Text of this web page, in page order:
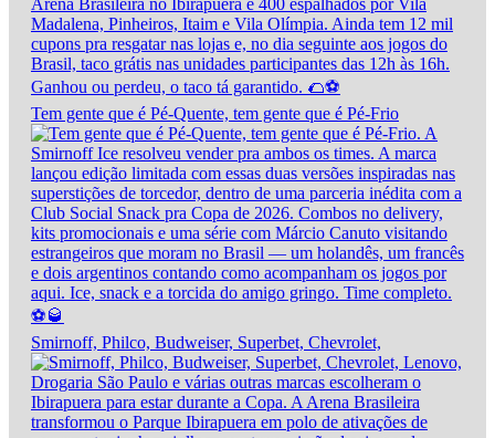
Tem gente que é Pé-Quente, tem gente que é Pé-Frio
Smirnoff, Philco, Budweiser, Superbet, Chevrolet,